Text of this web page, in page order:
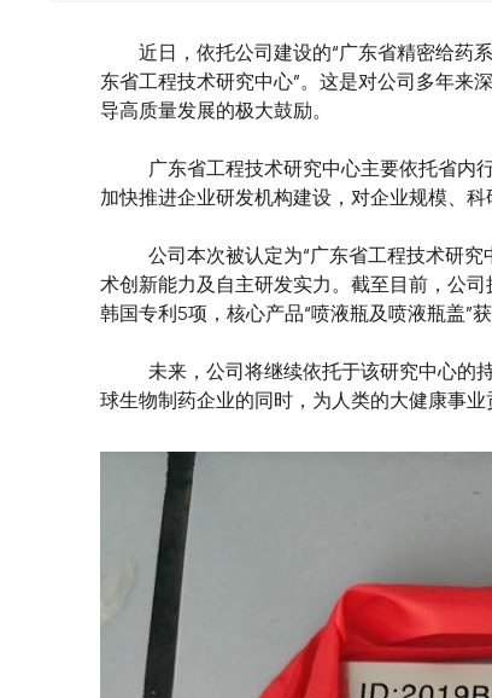
近日，依托公司建设的“广东省精密给药系
东省工程技术研究中心”。这是对公司多年来
导高质量发展的极大鼓励。
广东省工程技术研究中心主要依托省内行
加快推进企业研发机构建设，对企业规模、
公司本次被认定为“广东省工程技术研究
术创新能力及自主研发实力。截至目前，公
韩国专利5项，核心产品“喷液瓶及喷液瓶盖”
未来，公司将继续依托于该研究中心的持
球生物制药企业的同时，为人类的大健康事业